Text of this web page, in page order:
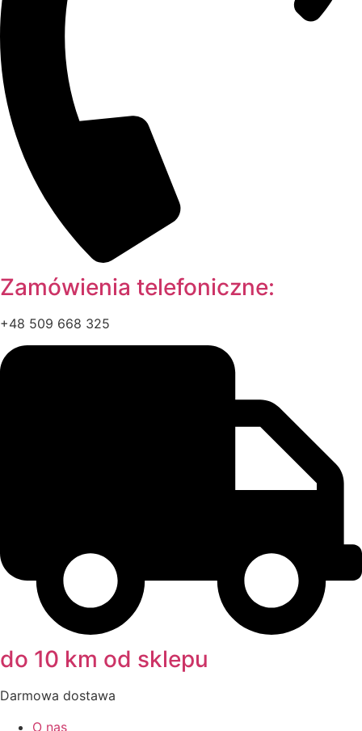
Zamówienia telefoniczne:
+48 509 668 325
do 10 km od sklepu
Darmowa dostawa
O nas